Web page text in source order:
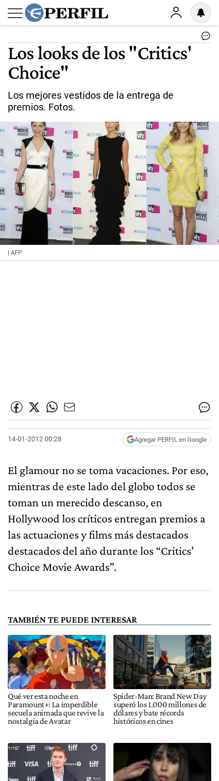
Los looks de los "Critics'
Choice"
Los mejores vestidos de la entrega de
premios. Fotos.
| AFP
14-01-2012 00:28 Agregar PERFIL en Google
El glamour no se toma vacaciones. Por eso,
mientras de este lado del globo todos se
toman un merecido descanso, en
Hollywood los críticos entregan premios a
las actuaciones y films más destacados
destacados del año durante los “Critics’
Choice Movie Awards”.
TAMBIÉN TE PUEDE INTERESAR
Qué ver esta noche en
Paramount+: La imperdible
secuela animada que revive la
nostalgia de Avatar
Spider-Man: Brand New Day
superó los 1.000 millones de
dólares y bate récords
históricos en cines